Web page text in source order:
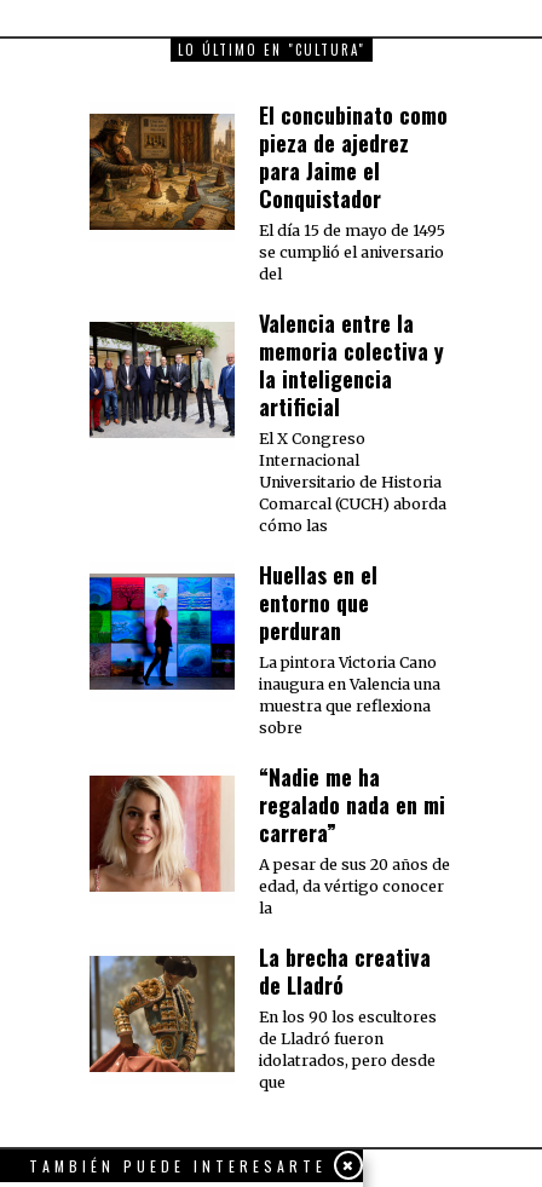
LO ÚLTIMO EN "CULTURA"
El concubinato como
pieza de ajedrez
para Jaime el
Conquistador
El día 15 de mayo de 1495
se cumplió el aniversario
del
Valencia entre la
memoria colectiva y
la inteligencia
artificial
El X Congreso
Internacional
Universitario de Historia
Comarcal (CUCH) aborda
cómo las
Huellas en el
entorno que
perduran
La pintora Victoria Cano
inaugura en Valencia una
muestra que reflexiona
sobre
“Nadie me ha
regalado nada en mi
carrera”
A pesar de sus 20 años de
edad, da vértigo conocer
la
La brecha creativa
de Lladró
En los 90 los escultores
de Lladró fueron
idolatrados, pero desde
que
TAMBIÉN PUEDE INTERESARTE